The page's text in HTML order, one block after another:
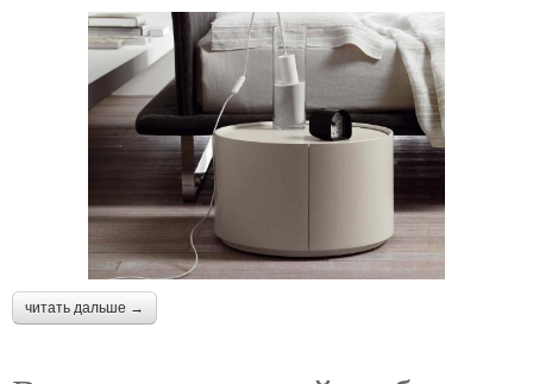
читать дальше →